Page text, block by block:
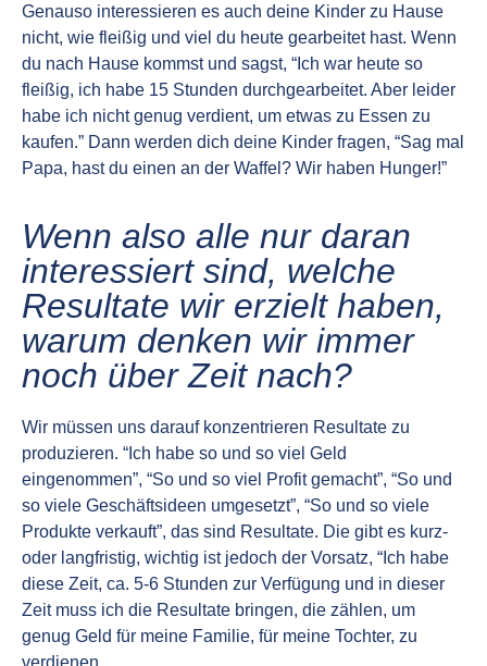
Genauso interessieren es auch deine Kinder zu Hause
nicht, wie fleißig und viel du heute gearbeitet hast. Wenn
du nach Hause kommst und sagst, “Ich war heute so
fleißig, ich habe 15 Stunden durchgearbeitet. Aber leider
habe ich nicht genug verdient, um etwas zu Essen zu
kaufen.” Dann werden dich deine Kinder fragen, “Sag mal
Papa, hast du einen an der Waffel? Wir haben Hunger!”
Wenn also alle nur daran
interessiert sind, welche
Resultate wir erzielt haben,
warum denken wir immer
noch über Zeit nach?
Wir müssen uns darauf konzentrieren Resultate zu
produzieren. “Ich habe so und so viel Geld
eingenommen”, “So und so viel Profit gemacht”, “So und
so viele Geschäftsideen umgesetzt”, “So und so viele
Produkte verkauft”, das sind Resultate. Die gibt es kurz-
oder langfristig, wichtig ist jedoch der Vorsatz, “Ich habe
diese Zeit, ca. 5-6 Stunden zur Verfügung und in dieser
Zeit muss ich die Resultate bringen, die zählen, um
genug Geld für meine Familie, für meine Tochter, zu
verdienen.